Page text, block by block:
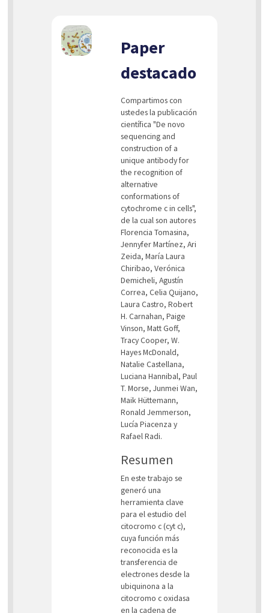
Paper
destacado
Compartimos con
ustedes la publicación
científica "De novo
sequencing and
construction of a
unique antibody for
the recognition of
alternative
conformations of
cytochrome c in cells",
de la cual son autores
Florencia Tomasina,
Jennyfer Martínez, Ari
Zeida, María Laura
Chiribao, Verónica
Demicheli, Agustín
Correa, Celia Quijano,
Laura Castro, Robert
H. Carnahan, Paige
Vinson, Matt Goff,
Tracy Cooper, W.
Hayes McDonald,
Natalie Castellana,
Luciana Hannibal, Paul
T. Morse, Junmei Wan,
Maik Hüttemann,
Ronald Jemmerson,
Lucía Piacenza y
Rafael Radi.
Resumen
En este trabajo se
generó una
herramienta clave
para el estudio del
citocromo c (cyt c),
cuya función más
reconocida es la
transferencia de
electrones desde la
ubiquinona a la
citocromo c oxidasa
en la cadena de